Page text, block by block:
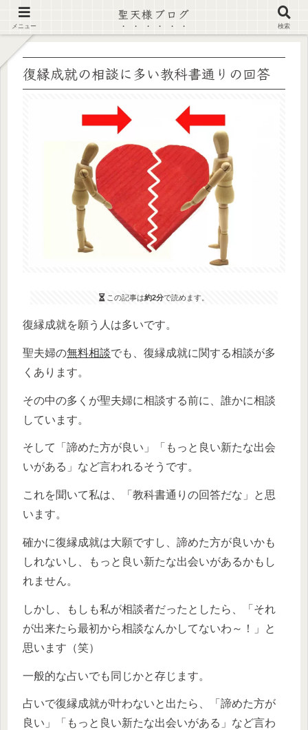
【注意喚起】偽サイト及び偽情報に注意 ▶確認する◀
復縁成就の相談に多い教科書通りの回答
この記事は約2分で読めます。
復縁成就を願う人は多いです。
聖夫婦の無料相談でも、復縁成就に関する相談が多
くあります。
その中の多くが聖夫婦に相談する前に、誰かに相談
しています。
そして「諦めた方が良い」「もっと良い新たな出会
いがある」など言われるそうです。
これを聞いて私は、「教科書通りの回答だな」と思
います。
確かに復縁成就は大願ですし、諦めた方が良いかも
しれないし、もっと良い新たな出会いがあるかもし
れません。
しかし、もしも私が相談者だったとしたら、「それ
が出来たら最初から相談なんかしてないわ～！」と
思います（笑）
一般的な占いでも同じかと存じます。
占いで復縁成就が叶わないと出たら、「諦めた方が
良い」「もっと良い新たな出会いがある」など言わ
メニュー
聖天様ブログ
検索